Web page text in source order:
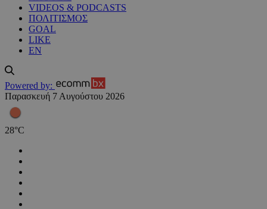
VIDEOS & PODCASTS
ΠΟΛΙΤΙΣΜΟΣ
GOAL
LIKE
EN
Powered by:
Παρασκευή 7 Αυγούστου 2026
28°C